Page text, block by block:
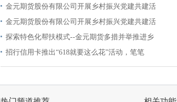
金元期货股份有限公司开展乡村振兴党建共建活
金元期货股份有限公司开展乡村振兴党建共建活
探索特色化帮扶模式--金元期货多措并举推进乡
招行信用卡推出“618就要这么花”活动，笔笔